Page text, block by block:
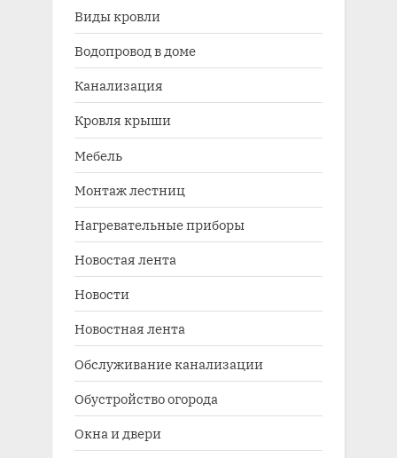
Виды кровли
Водопровод в доме
Канализация
Кровля крыши
Мебель
Монтаж лестниц
Нагревательные приборы
Новостая лента
Новости
Новостная лента
Обслуживание канализации
Обустройство огорода
Окна и двери